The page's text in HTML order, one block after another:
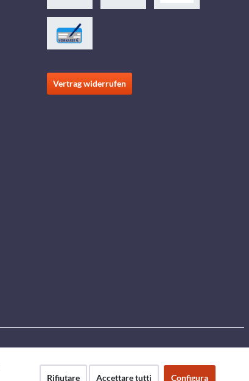
Vertrag widerrufen
Rifiutare Accettare tutti Configura